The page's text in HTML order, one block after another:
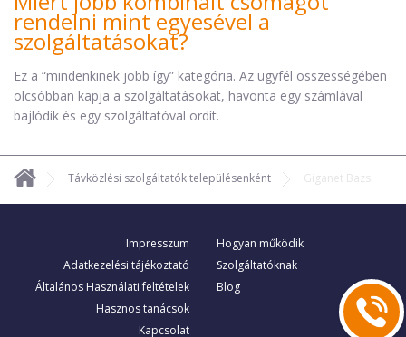
rendelni mint egyesével a
szolgáltatásokat?
Ez a “mindenkinek jobb így” kategória. Az ügyfél összességében
olcsóbban kapja a szolgáltatásokat, havonta egy számlával
bajlódik és egy szolgáltatóval ordít.
Távközlési szolgáltatók településenként Giganet Bazsi
Impresszum
Adatkezelési tájékoztató
Általános Használati feltételek
Hasznos tanácsok
Kapcsolat
Hogyan működik
Szolgáltatóknak
Blog